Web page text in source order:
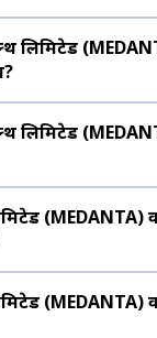
लिमिटेड
लिमिटेड
(MEDANTA)
(MEDANTA)